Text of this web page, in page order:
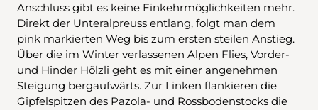
Anschluss gibt es keine Einkehrmöglichkeiten mehr.
Direkt der Unteralpreuss entlang, folgt man dem
pink markierten Weg bis zum ersten steilen Anstieg.
Über die im Winter verlassenen Alpen Flies, Vorder-
und Hinder Hölzli geht es mit einer angenehmen
Steigung bergaufwärts. Zur Linken flankieren die
Gipfelspitzen des Pazola- und Rossbodenstocks die